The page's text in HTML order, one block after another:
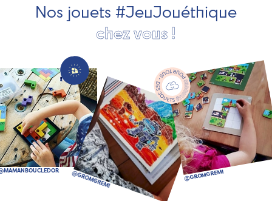
Nos jouets #JeuJouéthique
chez vous !